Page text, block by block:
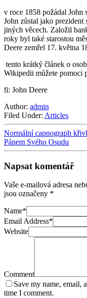
v roce 1858 požádal John
John zůstal jako prezident
jiných věcech. Založil
roky byl také starostou
Deere zemřel 17. května
tento krátký článek o
Wikipedii můžete pomoci
fi: John Deere
Author: admin
Filed Under: Articles
Normální capnograph
Pánem Svého Osudu
Napsat komentář
Vaše e-mailová adresa
jsou označeny *
Name*
Email Address*
Website
Comment
Save my name, email,
time I comment.